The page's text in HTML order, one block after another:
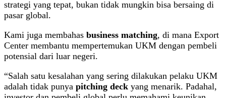
strategi yang tepat, bukan tidak mungkin bisa bersaing di
pasar global.
Kami juga membahas business matching, di mana Export
Center membantu mempertemukan UKM dengan pembeli
potensial dari luar negeri.
“Salah satu kesalahan yang sering dilakukan pelaku UKM
adalah tidak punya pitching deck yang menarik. Padahal,